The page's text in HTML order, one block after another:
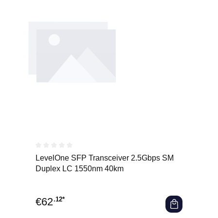
Durchschnittliche Bewertung von 0 von 5 Sternen
LevelOne SFP Transceiver 2.5Gbps SM
Duplex LC 1550nm 40km
€62.12*